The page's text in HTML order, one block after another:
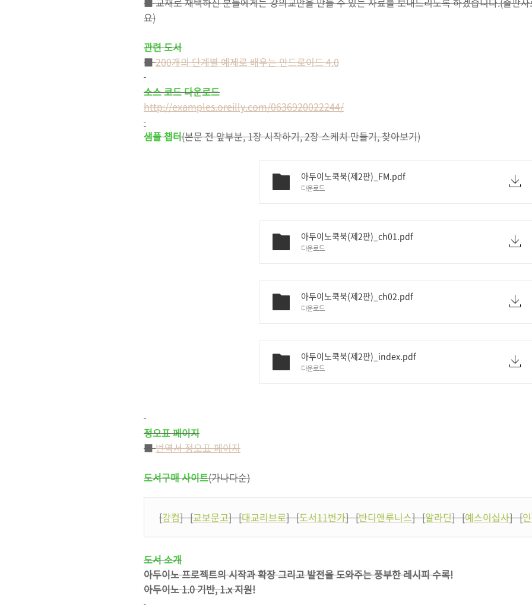
요)
관련 도서
■200개의 단계별 예제로 배우는 안드로이드 4.0
소스 코드 다운로드
http://examples.oreilly.com/0636920022244/
샘플 챕터(본문 전 앞부분, 1장 시작하기, 2장 스케치 만들기, 찾아보기)
아두이노쿡북(제2판)_FM.pdf
다운로드
아두이노쿡북(제2판)_ch01.pdf
다운로드
아두이노쿡북(제2판)_ch02.pdf
다운로드
아두이노쿡북(제2판)_index.pdf
다운로드
정오표 페이지
■번역서 정오표 페이지
도서구매 사이트(가나다순)
[강컴] [교보문고] [대교리브로] [도서11번가] [반디앤루니스] [알라딘] [예스이십사] [
도서 소개
아두이노 프로젝트의 시작과 확장 그리고 발전을 도와주는 풍부한 레시피 수록!
아두이노 1.0 기반, 1.x 지원!